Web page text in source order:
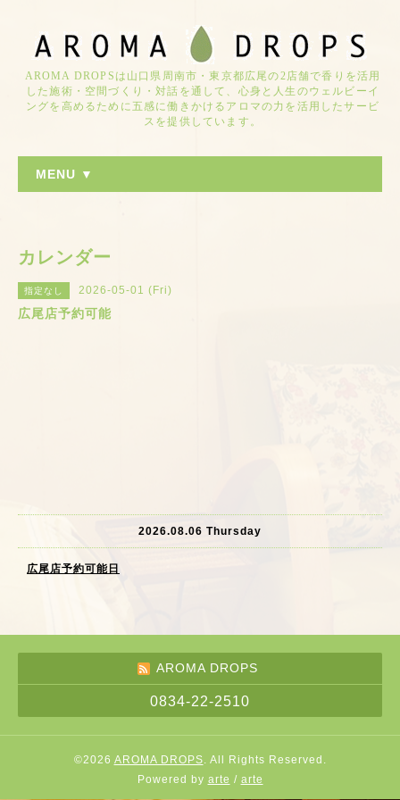
AROMA DROPSは山口県周南市・東京都広尾の2店舗で香りを活用
した施術・空間づくり・対話を通して、心身と人生のウェルビーイ
ングを高めるために五感に働きかけるアロマの力を活用したサービ
スを提供しています。
MENU ▼
カレンダー
指定なし 2026-05-01 (Fri)
広尾店予約可能
2026.08.06 Thursday
広尾店予約可能日
AROMA DROPS
0834-22-2510
©2026 AROMA DROPS. All Rights Reserved.
Powered by arte / arte